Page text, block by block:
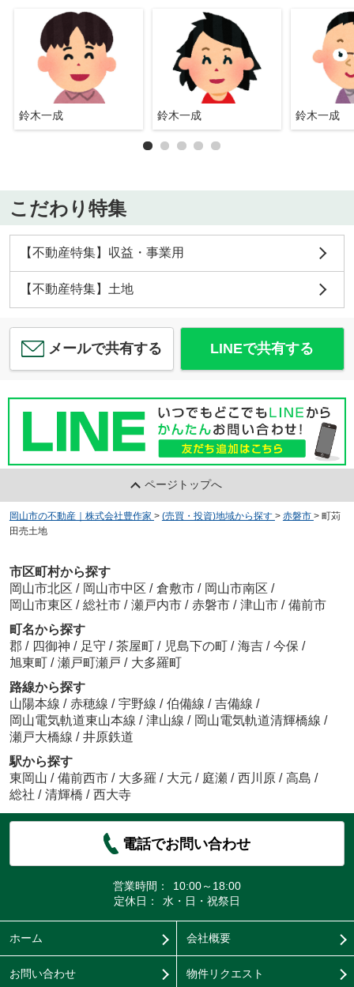
鈴木一成 鈴木一成 鈴木一成
こだわり特集
【不動産特集】収益・事業用
【不動産特集】土地
メールで共有する LINEで共有する
ページトップへ
岡山市の不動産｜株式会社豊作家 > (売買・投資)地域から探す > 赤磐市 > 町苅
田売土地
市区町村から探す
岡山市北区 / 岡山市中区 / 倉敷市 / 岡山市南区 /
岡山市東区 / 総社市 / 瀬戸内市 / 赤磐市 / 津山市 / 備前市
町名から探す
郡 / 四御神 / 足守 / 茶屋町 / 児島下の町 / 海吉 / 今保 /
旭東町 / 瀬戸町瀬戸 / 大多羅町
路線から探す
山陽本線 / 赤穂線 / 宇野線 / 伯備線 / 吉備線 /
岡山電気軌道東山本線 / 津山線 / 岡山電気軌道清輝橋線 /
瀬戸大橋線 / 井原鉄道
駅から探す
東岡山 / 備前西市 / 大多羅 / 大元 / 庭瀬 / 西川原 / 高島 /
総社 / 清輝橋 / 西大寺
電話でお問い合わせ
営業時間：
10:00～18:00
定休日：
水・日・祝祭日
ホーム 会社概要
お問い合わせ 物件リクエスト